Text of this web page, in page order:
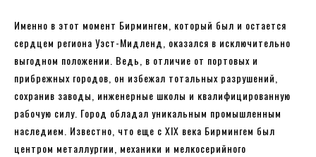
Именно в этот момент Бирмингем, который был и остается
сердцем региона Уэст-Мидленд, оказался в исключительно
выгодном положении. Ведь, в отличие от портовых и
прибрежных городов, он избежал тотальных разрушений,
сохранив заводы, инженерные школы и квалифицированную
рабочую силу. Город обладал уникальным промышленным
наследием. Известно, что еще с XIX века Бирмингем был
центром металлургии, механики и мелкосерийного